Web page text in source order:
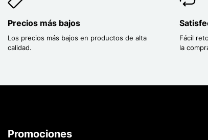
Precios más bajos
Los precios más bajos en productos de alta
calidad.
Fácil
la
Promociones